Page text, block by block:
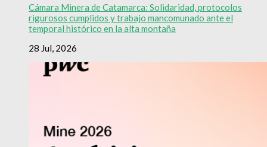
Cámara Minera de Catamarca: Solidaridad, protocolos
rigurosos cumplidos y trabajo mancomunado ante el
temporal histórico en la alta montaña
28 Jul, 2026